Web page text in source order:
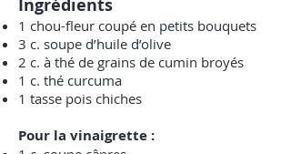
Ingrédients
1 chou-fleur coupé en petits bouquets
3 c. soupe d’huile d’olive
2 c. à thé de grains de cumin broyés
1 c. thé curcuma
1 tasse pois chiches
Pour la vinaigrette :